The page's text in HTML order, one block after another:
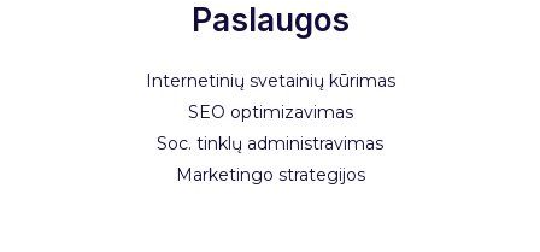
Paslaugos
Internetinių svetainių kūrimas
SEO optimizavimas
Soc. tinklų administravimas
Marketingo strategijos